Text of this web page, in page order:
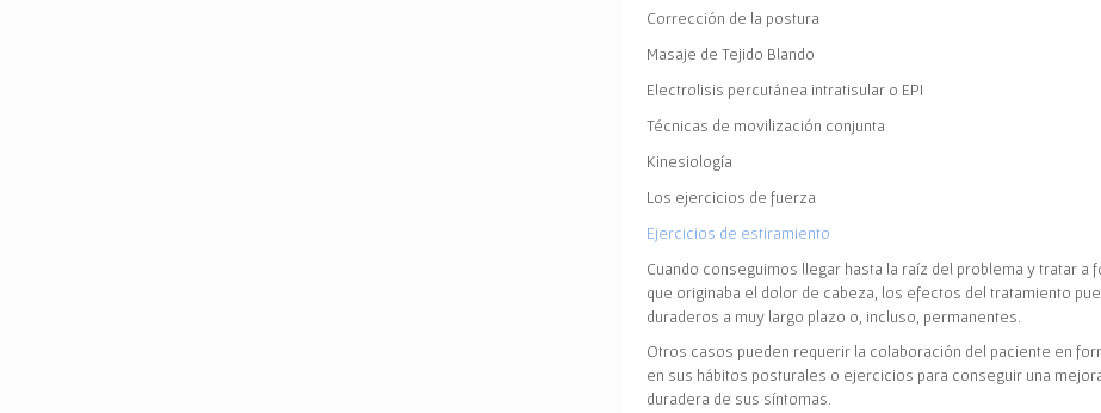
Corrección de la postura
Masaje de Tejido Blando
Electrolisis percutánea intratisular o EPI
Técnicas de movilización conjunta
Kinesiología
Los ejercicios de fuerza
Ejercicios de estiramiento
Cuando conseguimos llegar hasta la raíz del problema y tratar a
que originaba el dolor de cabeza, los efectos del tratamiento
duraderos a muy largo plazo o, incluso, permanentes.
Otros casos pueden requerir la colaboración del paciente en
en sus hábitos posturales o ejercicios para conseguir una
duradera de sus síntomas.